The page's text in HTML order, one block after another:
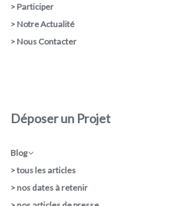
> Participer
> Notre Actualité
> Nous Contacter
Déposer un Projet
Blog
>tous les articles
> nos dates à retenir